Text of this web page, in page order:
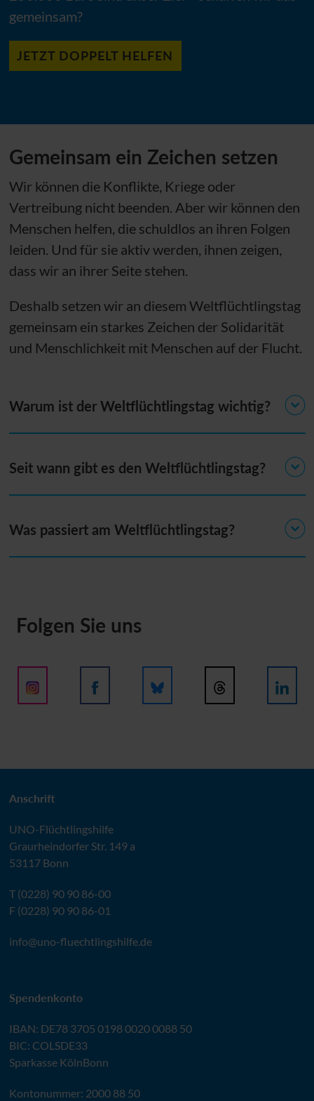
gemeinsam?
JETZT DOPPELT HELFEN
Gemeinsam ein Zeichen setzen
Wir können die Konflikte, Kriege oder
Vertreibung nicht beenden. Aber wir können den
Menschen helfen, die schuldlos an ihren Folgen
leiden. Und für sie aktiv werden, ihnen zeigen,
dass wir an ihrer Seite stehen.
Deshalb setzen wir an diesem Weltflüchtlingstag
gemeinsam ein starkes Zeichen der Solidarität
und Menschlichkeit mit Menschen auf der Flucht.
Warum ist der Weltflüchtlingstag wichtig?
Seit wann gibt es den Weltflüchtlingstag?
Was passiert am Weltflüchtlingstag?
Folgen Sie uns
Anschrift
UNO-Flüchtlingshilfe
Graurheindorfer Str. 149 a
53117 Bonn
T (0228) 90 90 86-00
F (0228) 90 90 86-01
info@uno-fluechtlingshilfe.de
Spendenkonto
IBAN: DE78 3705 0198 0020 0088 50
BIC: COLSDE33
Sparkasse KölnBonn
Kontonummer: 2000 88 50